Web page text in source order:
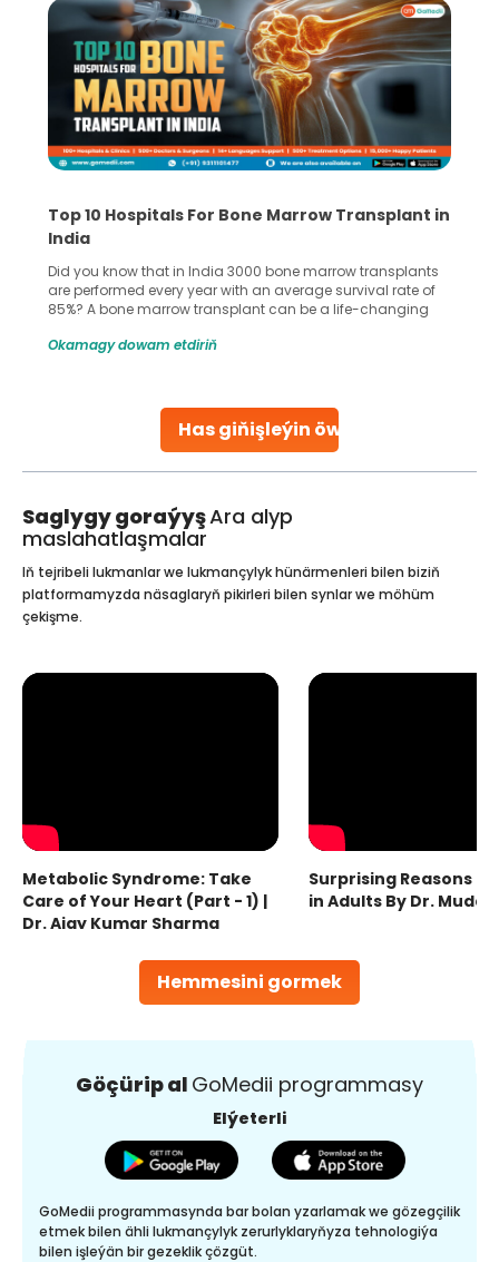
Has giňişleýin öwreniň
Top 10 Hospitals For Bone Marrow Transplant in
India
Did you know that in India 3000 bone marrow transplants
are performed every year with an average survival rate of
85%? A bone marrow transplant can be a life-changing
make all the difference. India has some of the world’s
Okamagy dowam etdiriň
Saglygy goraýyşAra alyp
maslahatlaşmalar
Hemmesini gormek
Iň tejribeli lukmanlar we lukmançylyk hünärmenleri bilen biziň
platformamyzda näsaglaryň pikirleri bilen synlar we möhüm
çekişme.
Metabolic Syndrome: Take
Care of Your Heart (Part - 1) |
Dr. Ajay Kumar Sharma
Surprising Reasons
in Adults By Dr.
Göçürip al GoMedii programmasy
Elýeterli
GoMedii programmasynda bar bolan yzarlamak we gözegçilik
etmek bilen ähli lukmançylyk zerurlyklaryňyza tehnologiýa
bilen işleýän bir gezeklik çözgüt.